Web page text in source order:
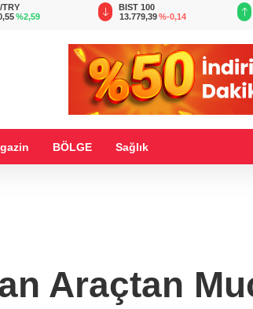
100
%-0,14
USD
47,6787%0,18
BÖLGE Sağlık
Araçtan